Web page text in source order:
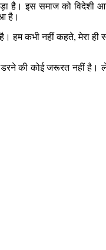
है। इस समाज को विदेशी
है।
हम कभी नहीं कहते, मेरा ही
की कोई जरूरत नहीं है।